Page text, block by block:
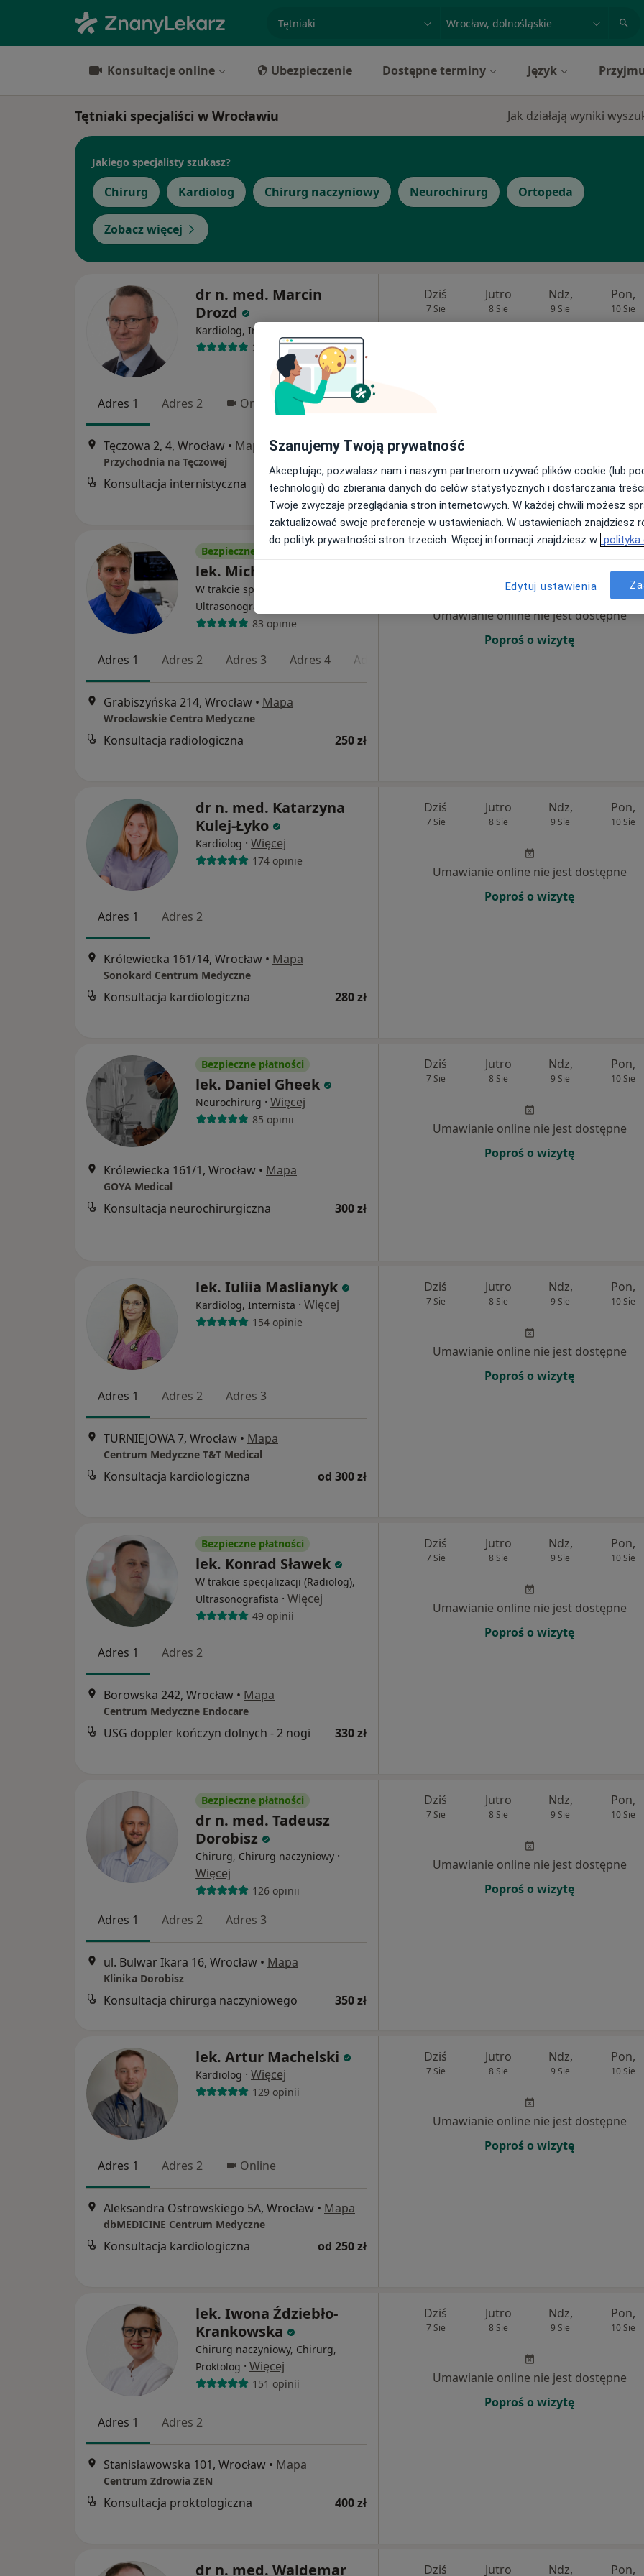
miasto lub dzielnica
Konsultacje online Ubezpieczenie Dostępne terminy Język
Tętniaki specjaliści w Wrocławiu Jak działają wyniki
Jakiego specjalisty szukasz?
Chirurg Kardiolog Chirurg naczyniowy Neurochirurg Ortopeda
Zobacz więcej
dr n. med. Marcin
Drozd
Kardiolog, Internista
299 opinii
Adres 1 Adres 2 Online
Tęczowa 2, 4, Wrocław • Mapa
Przychodnia na Tęczowej
Konsultacja internistyczna 400 zł
Dziś
7 Sie
Jutro
8 Sie
Ndz,
9 Sie
Pon,
10 Sie
Bezpieczne płatności
lek. Michał Dorosz
W trakcie specjalizacji (Radiolog),
Ultrasonografista
83 opinie
Adres 1 Adres 2 Adres 3 Adres 4 Adres 5
Grabiszyńska 214, Wrocław • Mapa
Wrocławskie Centra Medyczne
Konsultacja radiologiczna 250 zł
Ndz, Pon,
Umawianie online nie jest dostępne
Poproś o wizytę
dr n. med. Katarzyna
Kulej-Łyko
Kardiolog · Więcej
174 opinie
Adres 1 Adres 2
Królewiecka 161/14, Wrocław • Mapa
Sonokard Centrum Medyczne
Konsultacja kardiologiczna 280 zł
Dziś
7 Sie
Jutro
8 Sie
Ndz,
9 Sie
Pon,
10 Sie
Umawianie online nie jest dostępne
Poproś o wizytę
Bezpieczne płatności
lek. Daniel Gheek
Neurochirurg · Więcej
85 opinii
Królewiecka 161/1, Wrocław • Mapa
GOYA Medical
Konsultacja neurochirurgiczna 300 zł
Dziś
7 Sie
Jutro
8 Sie
Ndz,
9 Sie
Pon,
10 Sie
Umawianie online nie jest dostępne
Poproś o wizytę
lek. Iuliia Maslianyk
Kardiolog, Internista · Więcej
154 opinie
Adres 1 Adres 2 Adres 3
TURNIEJOWA 7, Wrocław • Mapa
Centrum Medyczne T&T Medical
Konsultacja kardiologiczna od 300 zł
Dziś
7 Sie
Jutro
8 Sie
Ndz,
9 Sie
Pon,
10 Sie
Umawianie online nie jest dostępne
Poproś o wizytę
Bezpieczne płatności
lek. Konrad Sławek
W trakcie specjalizacji (Radiolog),
Ultrasonografista · Więcej
49 opinii
Adres 1 Adres 2
Borowska 242, Wrocław • Mapa
Centrum Medyczne Endocare
USG doppler kończyn dolnych - 2 nogi 330 zł
Dziś
7 Sie
Jutro
8 Sie
Ndz,
9 Sie
Pon,
10 Sie
Umawianie online nie jest dostępne
Poproś o wizytę
Bezpieczne płatności
dr n. med. Tadeusz
Dorobisz
Chirurg, Chirurg naczyniowy ·
Więcej
126 opinii
Adres 1 Adres 2 Adres 3
ul. Bulwar Ikara 16, Wrocław • Mapa
Klinika Dorobisz
Konsultacja chirurga naczyniowego 350 zł
Dziś
7 Sie
Jutro
8 Sie
Ndz,
9 Sie
Pon,
10 Sie
Umawianie online nie jest dostępne
Poproś o wizytę
lek. Artur Machelski
Kardiolog · Więcej
129 opinii
Adres 1 Adres 2 Online
Aleksandra Ostrowskiego 5A, Wrocław • Mapa
dbMEDICINE Centrum Medyczne
Konsultacja kardiologiczna od 250 zł
Dziś
7 Sie
Jutro
8 Sie
Ndz,
9 Sie
Pon,
10 Sie
Umawianie online nie jest dostępne
Poproś o wizytę
lek. Iwona Ździebło-
Krankowska
Chirurg naczyniowy, Chirurg,
Proktolog · Więcej
151 opinii
Adres 1 Adres 2
Stanisławowska 101, Wrocław • Mapa
Centrum Zdrowia ZEN
Konsultacja proktologiczna 400 zł
Dziś
7 Sie
Jutro
8 Sie
Ndz,
9 Sie
Pon,
10 Sie
Umawianie online nie jest dostępne
Poproś o wizytę
dr n. med. Waldemar Dziś Jutro Ndz, Pon,
Szanujemy Twoją prywatność
Akceptując, pozwalasz nam i naszym partnerom używać plików cookie (lub
technologii) do zbierania danych do celów statystycznych i dostarczania
Twoje zwyczaje przeglądania stron internetowych. W każdej chwili możesz
zaktualizować swoje preferencje w ustawieniach. W ustawieniach znajdziesz
do polityk prywatności stron trzecich. Więcej informacji znajdziesz w polityka
Edytuj ustawienia